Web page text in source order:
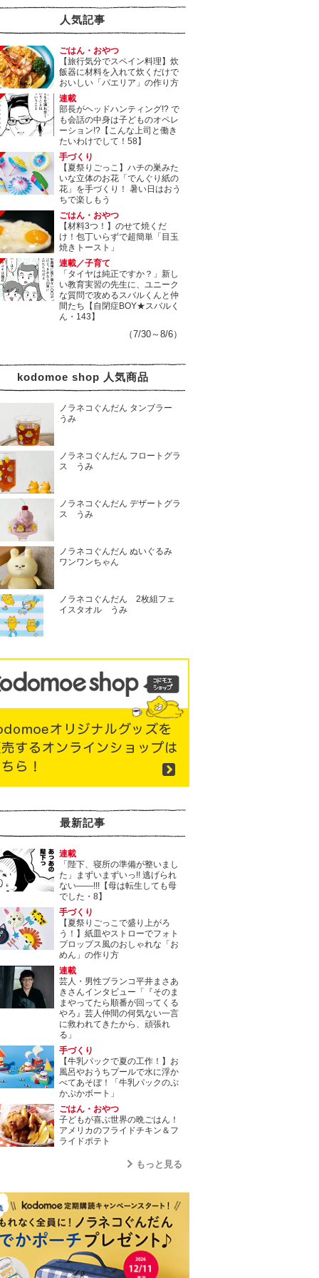
人気記事
ごはん・おやつ
【旅行気分でスペイン料理】炊
飯器に材料を入れて炊くだけで
おいしい「パエリア」の作り方
連載
部長がヘッドハンティング!? で
も会話の中身は子どものオペレ
ーション!?【こんな上司と働き
たいわけでして！58】
手づくり
【夏祭りごっこ】ハチの巣みた
いな立体のお花「でんぐり紙の
花」を手づくり！ 暑い日はおう
ちで楽しもう
ごはん・おやつ
【材料3つ！】のせて焼くだ
け！包丁いらずで超簡単「目玉
焼きトースト」
連載／子育て
「タイヤは純正ですか？」新し
い教育実習の先生に、ユニーク
な質問で攻めるスバルくんと仲
間たち【自閉症BOY★スバルく
ん・143】
（7/30～8/6）
kodomoe shop 人気商品
ノラネコぐんだん タンブラー
うみ
ノラネコぐんだん フロートグラ
ス うみ
ノラネコぐんだん デザートグラ
ス うみ
ノラネコぐんだん ぬいぐるみ
ワンワンちゃん
ノラネコぐんだん 2枚組フェ
イスタオル うみ
最新記事
連載
「陛下、寝所の準備が整いまし
た」まずいまずいっ!! 逃げられ
ない――!!!【母は転生しても母
でした・8】
手づくり
【夏祭りごっこで盛り上がろ
う！】紙皿やストローでフォト
プロップス風のおしゃれな「お
めん」の作り方
連載
芸人・男性ブランコ平井まさあ
きさんインタビュー「『そのま
まやってたら順番が回ってくる
やろ』芸人仲間の何気ない一言
に救われてきたから、頑張れ
る」
手づくり
【牛乳パックで夏の工作！】お
風呂やおうちプールで水に浮か
べてあそぼ！「牛乳パックのぷ
かぷかボート」
ごはん・おやつ
子どもが喜ぶ世界の晩ごはん！
アメリカのフライドチキン＆フ
ライドポテト
もっと見る